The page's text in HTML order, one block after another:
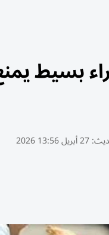
بسيط
27 أبريل 13:56 2026